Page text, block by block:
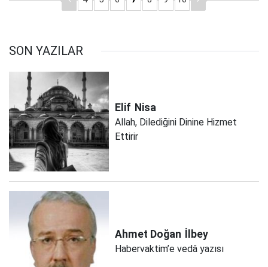
SON YAZILAR
Elif Nisa
Allah, Dilediğini Dinine Hizmet
Ettirir
Ahmet Doğan İlbey
Habervaktim’e vedâ yazısı